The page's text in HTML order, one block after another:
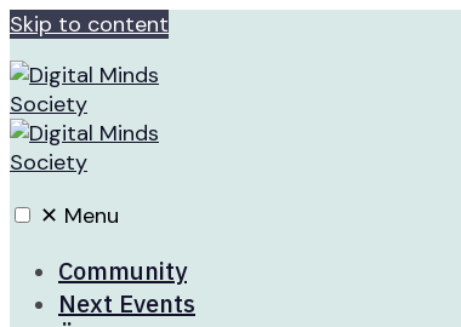
Skip to content
✕ Menu
Community
Next Events